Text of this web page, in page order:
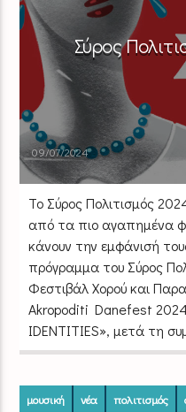
Σύρος
09/07/2024
Το Σύρος Πολιτισμός
από τα πιο αγαπημένα
κάνουν την εμφάνισή
πρόγραμμα του Σύρος
Φεστιβάλ Χορού και
Akropoditi Danefest
IDENTITIES», μετά τη
μουσική νέα πολιτισμός